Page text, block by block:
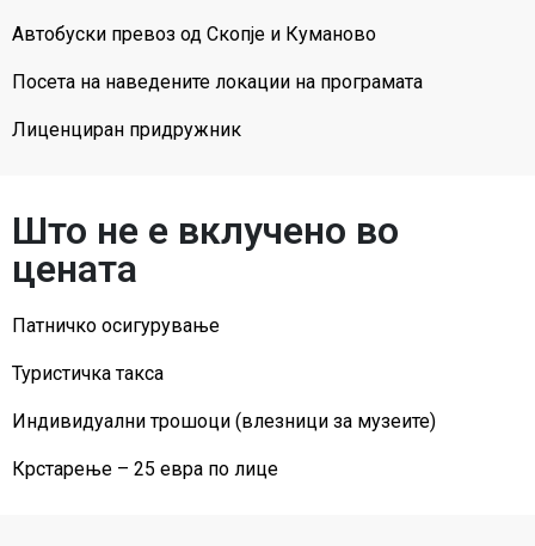
Автобуски превоз од Скопје и Куманово
Посета на наведените локации на програмата
Лиценциран придружник
Што не е вклучено во
цената
Патничко осигурување
Туристичка такса
Индивидуални трошоци (влезници за музеите)
Крстарење – 25 евра по лице